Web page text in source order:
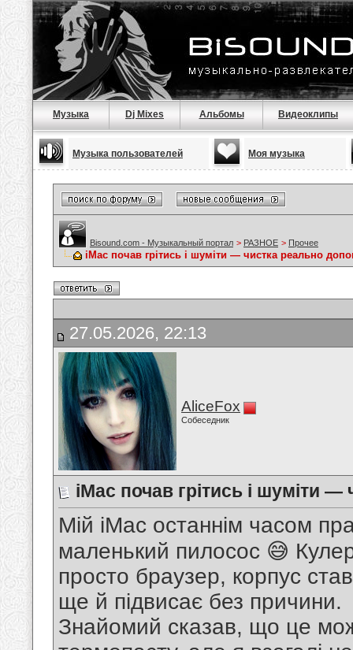
Музыка Dj Mixes Альбомы Видеоклипы
Музыка пользователей Моя музыка
Bisound.com - Музыкальный портал > РАЗНОЕ > Прочее
iMac почав грітись і шуміти — чистка реально
27.05.2026, 22:13
AliceFox
Собеседник
iMac почав грітись і шуміти
Мій iMac останнім часом
маленький пилосос 😅
просто браузер, корпус
ще й підвисає без причини.
Знайомий сказав, що це